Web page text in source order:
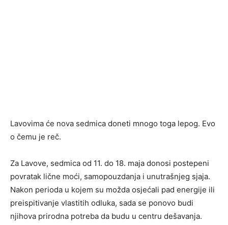
Lavovima će nova sedmica doneti mnogo toga lepog. Evo
o čemu je reč.
Za Lavove, sedmica od 11. do 18. maja donosi postepeni
povratak lične moći, samopouzdanja i unutrašnjeg sjaja.
Nakon perioda u kojem su možda osjećali pad energije ili
preispitivanje vlastitih odluka, sada se ponovo budi
njihova prirodna potreba da budu u centru dešavanja.